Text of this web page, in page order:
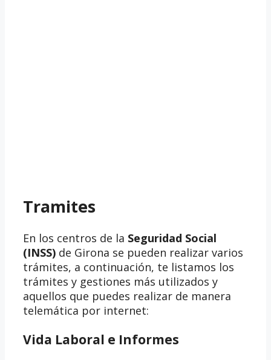
Tramites
En los centros de la Seguridad Social
(INSS) de Girona se pueden realizar varios
trámites, a continuación, te listamos los
trámites y gestiones más utilizados y
aquellos que puedes realizar de manera
telemática por internet:
Vida Laboral e Informes